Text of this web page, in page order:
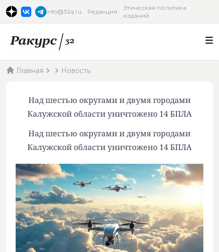
info@32q.ru Редакция
Этическая политика
изданий
Главная Новость
Над шестью округами и двумя городами
Калужской области уничтожено 14 БПЛА
Над шестью округами и двумя городами
Калужской области уничтожено 14 БПЛА